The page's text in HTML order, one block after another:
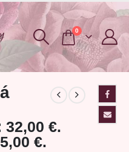
0
€.
€.